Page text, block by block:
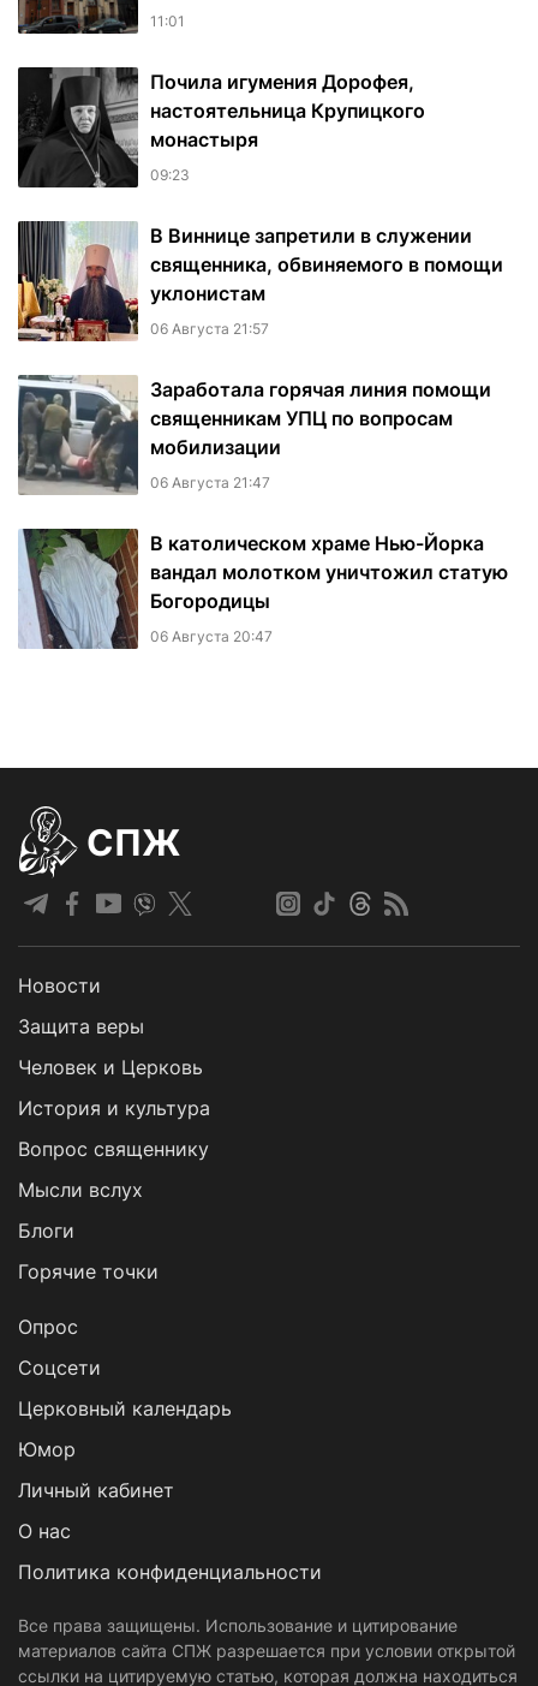
11:01
Почила игумения Дорофея,
настоятельница Крупицкого
монастыря
09:23
В Виннице запретили в служении
священника, обвиняемого в помощи
уклонистам
06 Августа 21:57
Заработала горячая линия помощи
священникам УПЦ по вопросам
мобилизации
06 Августа 21:47
В католическом храме Нью-Йорка
вандал молотком уничтожил статую
Богородицы
06 Августа 20:47
СПЖ
Новости
Защита веры
Человек и Церковь
История и культура
Вопрос священнику
Мысли вслух
Блоги
Горячие точки
Опрос
Cоцсети
Церковный календарь
Юмор
Личный кабинет
О нас
Политика конфиденциальности
Все права защищены. Использование и цитирование
материалов сайта СПЖ разрешается при условии открытой
ссылки на цитируемую статью, которая должна находиться